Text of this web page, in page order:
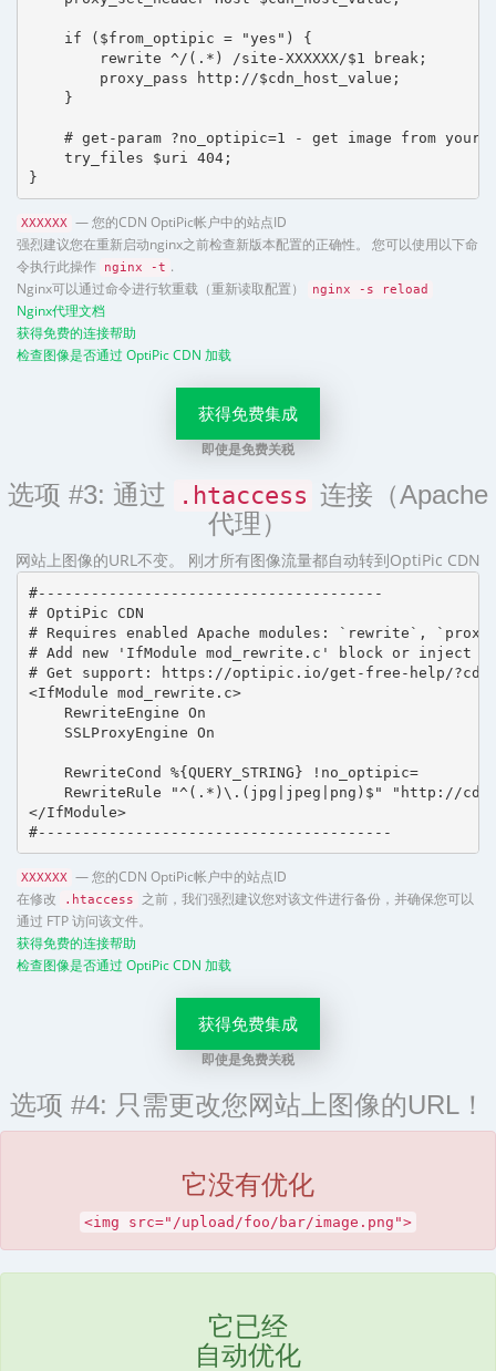
    if ($from_optipic = "yes") {
        rewrite ^/(.*) /site-XXXXXX/$1 break;
        proxy_pass http://$cdn_host_value;
    }
# get-param ?no_optipic=1 - get image from your
    try_files $uri 404;
}
XXXXXX — 您的CDN OptiPic帐户中的站点ID
强烈建议您在重新启动nginx之前检查新版本配置的正确性。 您可以使用以下命
令执行此操作
nginx -t .
Nginx可以通过命令进行软重载（重新读取配置）
nginx -s reload
Nginx代理文档
获得免费的连接帮助
检查图像是否通过 OptiPic CDN 加载
获得免费集成
即使是免费关税
选项 #3: 通过 .htaccess 连接（Apache
代理）
网站上图像的URL不变。 刚才所有图像流量都自动转到OptiPic CDN
#---------------------------------------
# OptiPic CDN
# Requires enabled Apache modules: `rewrite`,
# Add new 'IfModule mod_rewrite.c' block or inject
# Get support: https://optipic.io/get-free-help/
<IfModule mod_rewrite.c>
    RewriteEngine On
    SSLProxyEngine On
    RewriteCond %{QUERY_STRING} !no_optipic=
RewriteRule "^(.*)\.(jpg|jpeg|png)$" "http://
</IfModule>
#----------------------------------------
XXXXXX — 您的CDN OptiPic帐户中的站点ID
在修改
.htaccess
之前，我们强烈建议您对该文件进行备份，并确保您可以
通过 FTP 访问该文件。
获得免费的连接帮助
检查图像是否通过 OptiPic CDN 加载
获得免费集成
即使是免费关税
选项 #4: 只需更改您网站上图像的URL！
它没有优化
<img src="/upload/foo/bar/image.png">
它已经
自动优化